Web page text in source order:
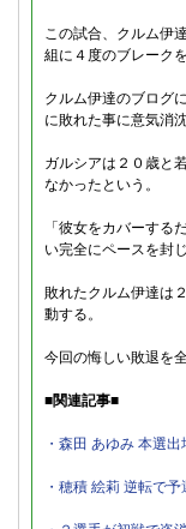
この試合、クルム伊
組に４度のブレーク
クルム伊達のブログ
に敗れた事に意気消
ガルシアは２０歳と
なかったという。
「彼女をカバーする
い完全にペースを封
敗れたクルム伊達は
動する。
今回の悔しい敗退を
■関連記事■
・森田 あゆみ 本選出
・穂積 絵莉 逆転で